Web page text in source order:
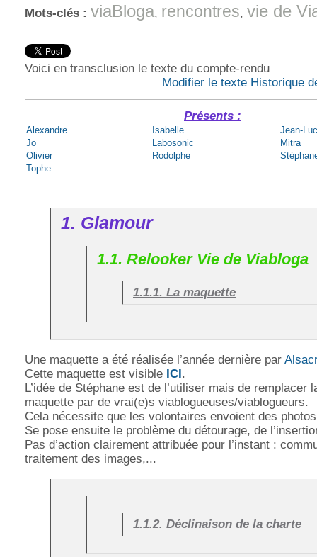
Mots-clés : viaBloga, rencontres, vie de
Voici en transclusion le texte du compte-rendu
Modifier le texte Historique
Présents :
Alexandre Isabelle
Jean-Luc
Jo
Labosonic
Mitra
Olivier
Rodolphe
Tophe
1. Glamour
1.1. Relooker Vie de Viabloga
1.1.1. La maquette
Une maquette a été réalisée l’année dernière par
Cette maquette est visible ICI.
L’idée de Stéphane est de l’utiliser mais de remplacer
maquette par de vrai(e)s viablogueuses/viablogueurs.
Cela nécessite que les volontaires envoient des
Se pose ensuite le problème du détourage, de
Pas d’action clairement attribuée pour l’instant :
traitement des images,...
1.1.2. Déclinaison de la charte